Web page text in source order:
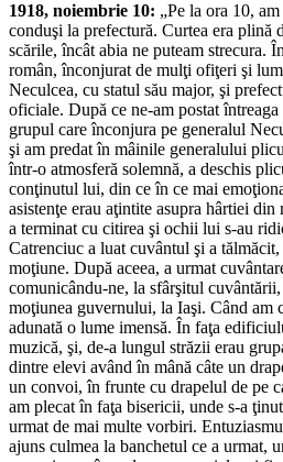
1918, noiembrie 10: „Pe la ora 10,
conduşi la prefectură. Curtea era plină
scă­rile, încât abia ne puteam strecura.
român, înconjurat de mulţi ofiţeri şi
Neculcea, cu statul său major, şi
oficiale. După ce ne-am postat
grupul care înconjura pe generalul
şi am predat în mâinile generalului
într-o atmosferă solemnă, a deschis
conţinutul lui, din ce în ce mai
asistenţe erau aţintite asupra hârtiei
a terminat cu citirea şi ochii lui s-au
Catrenciuc a luat cuvântul şi a
moţiune. După aceea, a urmat
comunicându-ne, la sfârşitul
moţiunea guvernului, la Iaşi. Când am
adunată o lume imensă. În faţa
muzică, şi, de-a lungul străzii erau
dintre elevi având în mână câte un
un convoi, în frunte cu drapelul de pe
am plecat în faţa bisericii, unde s-a
urmat de mai multe vor­biri.
ajuns culmea la banchetul ce a urmat,